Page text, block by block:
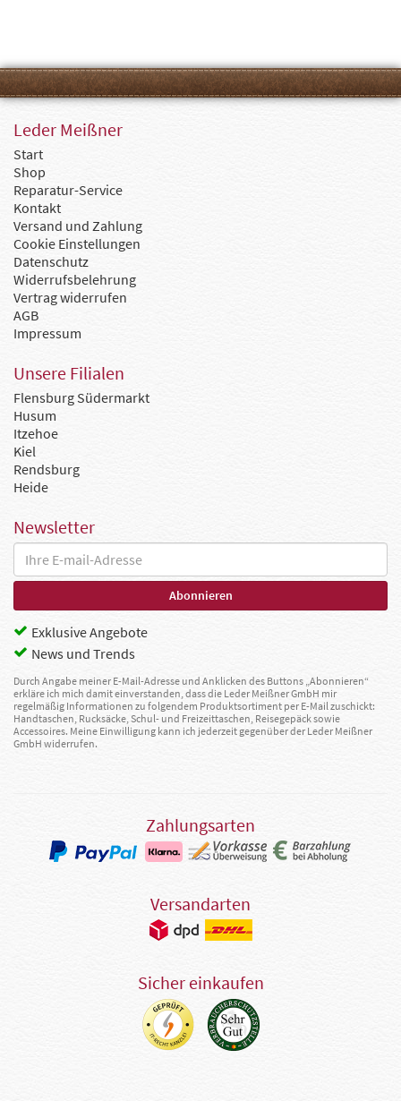
Leder Meißner
Start
Shop
Reparatur-Service
Kontakt
Versand und Zahlung
Cookie Einstellungen
Datenschutz
Widerrufsbelehrung
Vertrag widerrufen
AGB
Impressum
Unsere Filialen
Flensburg Südermarkt
Husum
Itzehoe
Kiel
Rendsburg
Heide
Newsletter
Exklusive Angebote
News und Trends
Durch Angabe meiner E-Mail-Adresse und Anklicken des Buttons „Abonnieren“
erkläre ich mich damit einverstanden, dass die Leder Meißner GmbH mir
regelmäßig Informationen zu folgendem Produktsortiment per E-Mail zuschickt:
Handtaschen, Rucksäcke, Schul- und Freizeittaschen, Reisegepäck sowie
Accessoires. Meine Einwilligung kann ich jederzeit gegenüber der Leder Meißner
GmbH widerrufen.
Zahlungsarten
Versandarten
Sicher einkaufen